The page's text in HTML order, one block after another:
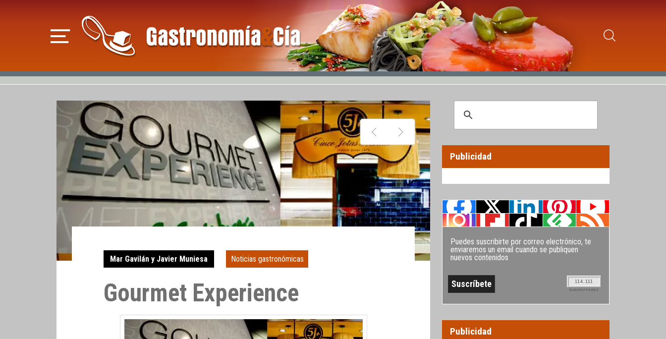
Mar Gavilán y Javier Muniesa Noticias gastronómicas
Gourmet Experience
Publicidad
Puedes suscribirte por correo electrónico, te
enviaremos un email cuando se publiquen
nuevos contenidos
114.111
SUSCRIPTORES
Publicidad